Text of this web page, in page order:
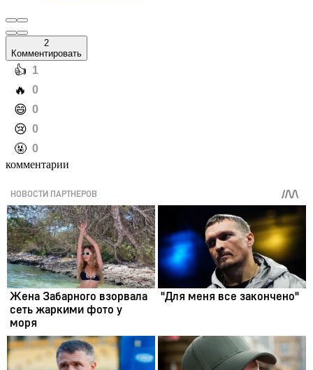
2
Комментировать
️👍 1
️🔥 0
️😄 0
️😢 0
️🤬 0
комментарии